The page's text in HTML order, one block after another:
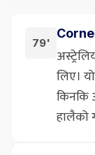
79'
लिए।
किनकि
हालैको